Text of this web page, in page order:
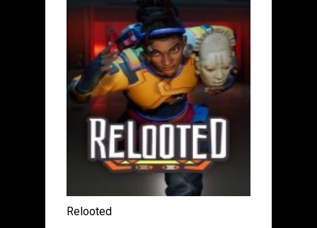
Relooted